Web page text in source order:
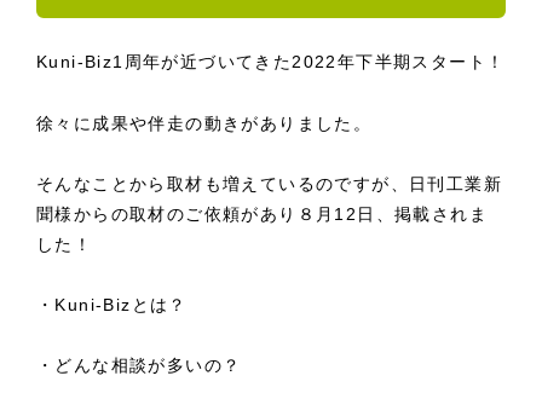
Kuni-Biz1周年が近づいてきた2022年下半期スタート！
徐々に成果や伴走の動きがありました。
そんなことから取材も増えているのですが、日刊工業新
聞様からの取材のご依頼があり８月12日、掲載されま
した！
・Kuni-Bizとは？
・どんな相談が多いの？